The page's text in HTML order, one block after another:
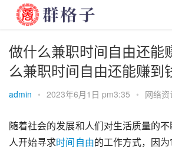
做什么兼职时间自由还能
么兼职时间自由还能赚到
admin • 2023年6月1日 pm3:35 • 网络资
随着社会的发展和人们对生活质量的
人开始寻求时间自由的工作方式，因